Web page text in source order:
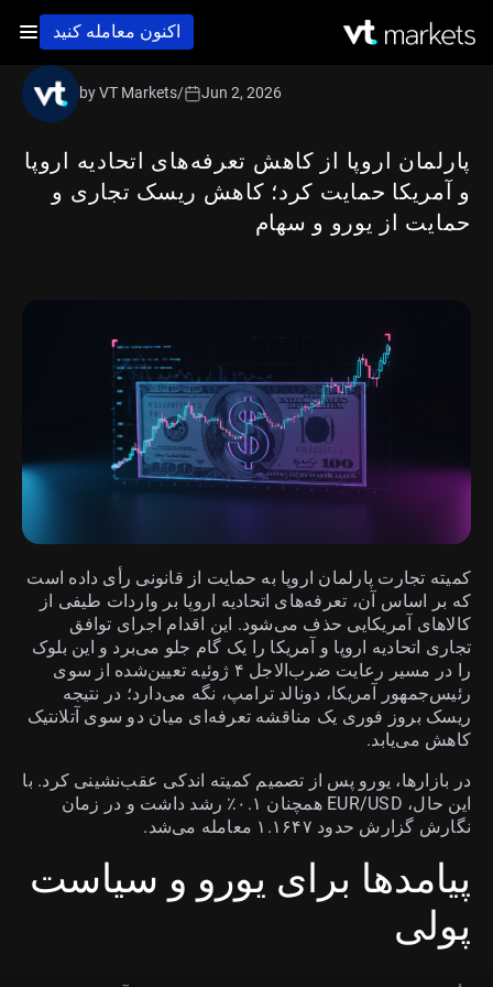
اکنون معامله کنید
پارلمان اروپا از کاهش تعرفه‌های اتحادیه اروپا
و آمریکا حمایت کرد؛ کاهش ریسک تجاری و
حمایت از یورو و سهام
by VT Markets/ Jun 2, 2026
کمیته تجارت پارلمان اروپا به حمایت از قانونی رأی داده است
که بر اساس آن، تعرفه‌های اتحادیه اروپا بر واردات طیفی از
کالاهای آمریکایی حذف می‌شود. این اقدام اجرای توافق
تجاری اتحادیه اروپا و آمریکا را یک گام جلو می‌برد و این بلوک
را در مسیر رعایت ضرب‌الاجل ۴ ژوئیه تعیین‌شده از سوی
رئیس‌جمهور آمریکا، دونالد ترامپ، نگه می‌دارد؛ در نتیجه
ریسک بروز فوری یک مناقشه تعرفه‌ای میان دو سوی آتلانتیک
کاهش می‌یابد.
در بازارها، یورو پس از تصمیم کمیته اندکی عقب‌نشینی کرد. با
این حال، EUR/USD همچنان ۰.۱٪ رشد داشت و در زمان
نگارش گزارش حدود ۱.۱۶۴۷ معامله می‌شد.
پیامدها برای یورو و سیاست
پولی